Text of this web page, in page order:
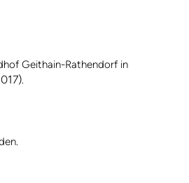
Geithain-Rathendorf in
.